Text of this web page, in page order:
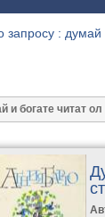
запросу : думай